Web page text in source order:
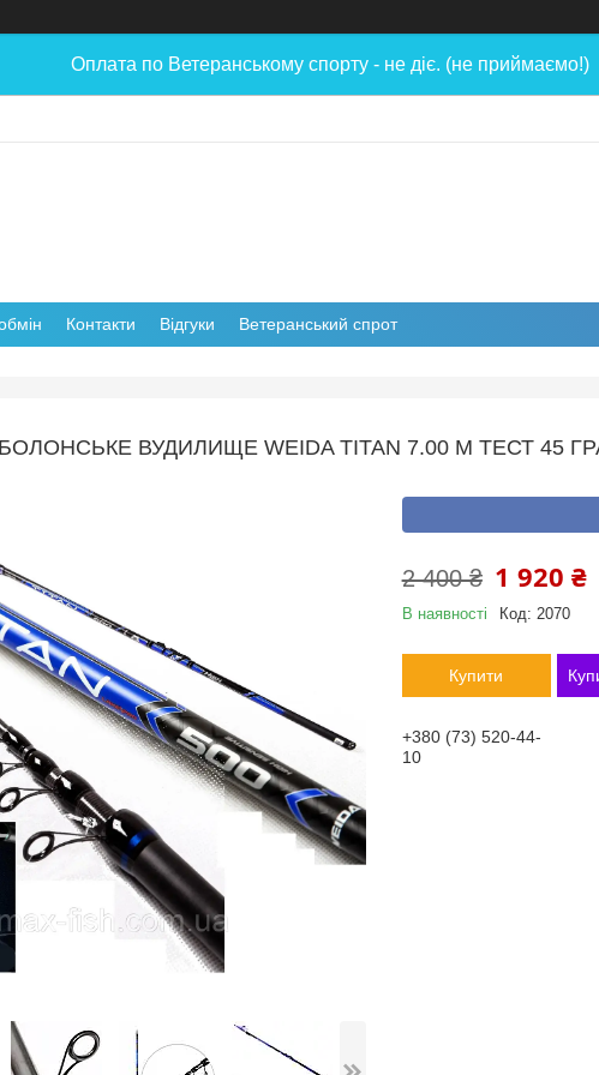
Оплата по Ветеранському спорту - не діє. (не приймаємо!)
Контакти Відгуки Ветеранський спрот
БОЛОНСЬКЕ ВУДИЛИЩЕ WEIDA TITAN 7.00 М ТЕСТ 45
2 400 ₴ 1 920 ₴
В наявності Код: 2070
Купити
+380 (73) 520-44-
10